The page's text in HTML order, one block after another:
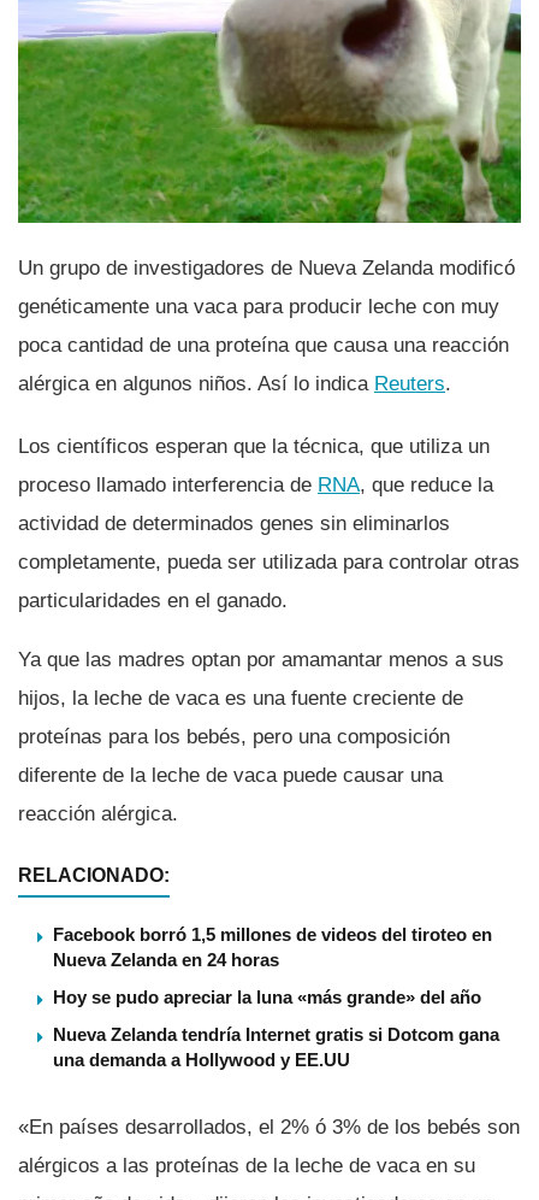
Un grupo de investigadores de Nueva Zelanda modificó
genéticamente una vaca para producir leche con muy
poca cantidad de una proteí­na que causa una reacción
alérgica en algunos niños. Así­ lo indica Reuters.
Los cientí­ficos esperan que la técnica, que utiliza un
proceso llamado interferencia de RNA, que reduce la
actividad de determinados genes sin eliminarlos
completamente, pueda ser utilizada para controlar otras
particularidades en el ganado.
Ya que las madres optan por amamantar menos a sus
hijos, la leche de vaca es una fuente creciente de
proteí­nas para los bebés, pero una composición
diferente de la leche de vaca puede causar una
reacción alérgica.
RELACIONADO:
Facebook borró 1,5 millones de videos del tiroteo en
Nueva Zelanda en 24 horas
Hoy se pudo apreciar la luna «más grande» del año
Nueva Zelanda tendrí­a Internet gratis si Dotcom gana
una demanda a Hollywood y EE.UU
«En paí­ses desarrollados, el 2% ó 3% de los bebés son
alérgicos a las proteí­nas de la leche de vaca en su